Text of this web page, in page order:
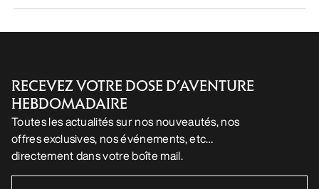
RECEVEZ VOTRE DOSE D’AVENTURE
HEBDOMADAIRE
Toutes les actualités sur nos nouveautés, nos
offres exclusives, nos événements, etc…
directement dans votre boîte mail.